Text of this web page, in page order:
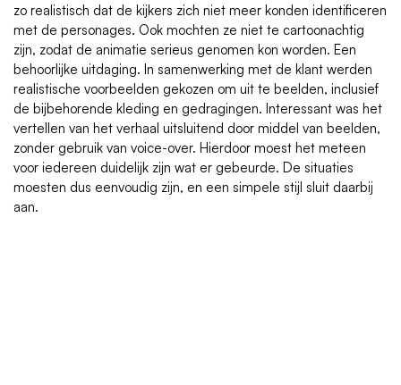
zo realistisch dat de kijkers zich niet meer konden identificeren
met de personages. Ook mochten ze niet te cartoonachtig
zijn, zodat de animatie serieus genomen kon worden. Een
behoorlijke uitdaging. In samenwerking met de klant werden
realistische voorbeelden gekozen om uit te beelden, inclusief
de bijbehorende kleding en gedragingen. Interessant was het
vertellen van het verhaal uitsluitend door middel van beelden,
zonder gebruik van voice-over. Hierdoor moest het meteen
voor iedereen duidelijk zijn wat er gebeurde. De situaties
moesten dus eenvoudig zijn, en een simpele stijl sluit daarbij
aan.